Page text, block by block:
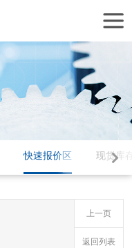
快速报价区 现货库
上一页
返回列表